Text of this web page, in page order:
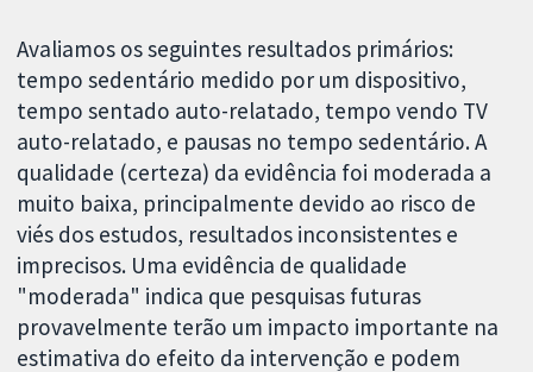
Avaliamos os seguintes resultados primários:
tempo sedentário medido por um dispositivo,
tempo sentado auto-relatado, tempo vendo TV
auto-relatado, e pausas no tempo sedentário. A
qualidade (certeza) da evidência foi moderada a
muito baixa, principalmente devido ao risco de
viés dos estudos, resultados inconsistentes e
imprecisos. Uma evidência de qualidade
"moderada" indica que pesquisas futuras
provavelmente terão um impacto importante na
estimativa do efeito da intervenção e podem